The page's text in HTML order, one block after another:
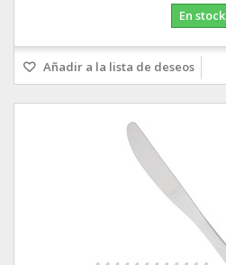
En stock
Añadir a la lista de deseos